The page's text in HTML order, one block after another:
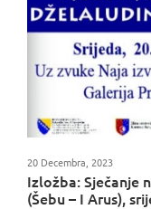
Izložba: Sječanje
(Šebu – I Arus),
20 Decembra, 2023